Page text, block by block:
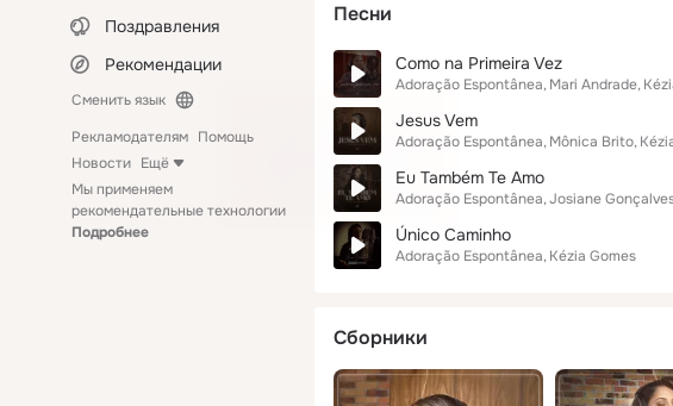
Поздравления
Рекомендации
Сменить язык
Рекламодателям Помощь
Новости Ещё
Мы применяем
рекомендательные технологии
Подробнее
Песни
Como na Primeira Vez
Adoração Espontânea Mari Andrade
Jesus Vem
Adoração Espontânea Mônica Brito
Eu Também Te Amo
Adoração Espontânea Josiane
Único Caminho
Adoração Espontânea Kézia Gomes
Сборники